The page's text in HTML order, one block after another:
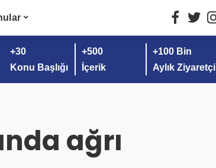
+30
Konu Başlığı
+500
İçerik
+100 Bin
Aylık Ziyaretçi
ağrı